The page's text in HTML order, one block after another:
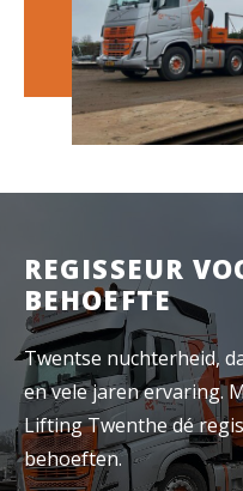
REGISSEUR
BEHOEFTE
Twentse nuchterheid,
en vele jaren ervaring.
Lifting Twenthe dé
behoeften.